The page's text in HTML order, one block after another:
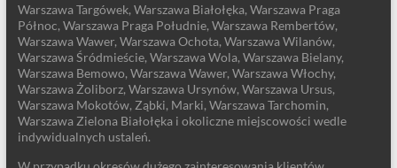
Warszawa Targówek, Warszawa Białołęka, Warszawa Praga
Północ, Warszawa Praga Południe, Warszawa Rembertów,
Warszawa Wawer, Warszawa Ochota, Warszawa Wilanów,
Warszawa Śródmieście, Warszawa Wola, Warszawa Bielany,
Warszawa Bemowo, Warszawa Wawer, Warszawa Włochy,
Warszawa Żoliborz, Warszawa Ursynów, Warszawa Ursus,
Warszawa Mokotów, Ząbki, Marki, Warszawa Tarchomin,
Warszawa Zielona Białołęka i okoliczne miejscowości wedle
indywidualnych ustaleń.